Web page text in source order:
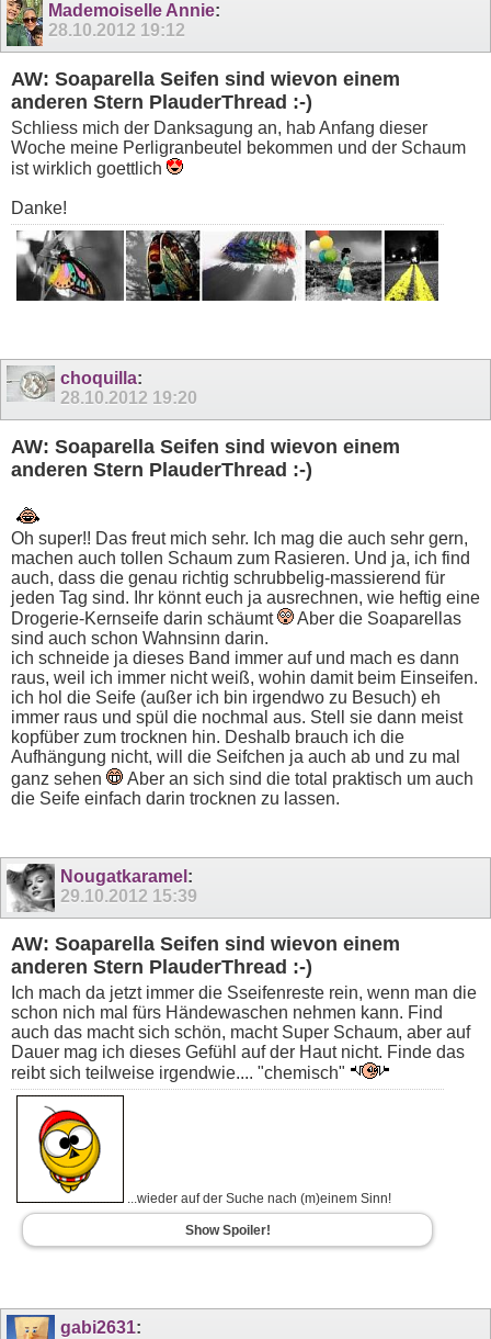
Mademoiselle Annie:
28.10.2012 19:12
AW: Soaparella Seifen sind wievon einem
anderen Stern PlauderThread :-)
Schliess mich der Danksagung an, hab Anfang dieser
Woche meine Perligranbeutel bekommen und der Schaum
ist wirklich goettlich
Danke!
choquilla:
28.10.2012 19:20
AW: Soaparella Seifen sind wievon einem
anderen Stern PlauderThread :-)
Oh super!! Das freut mich sehr. Ich mag die auch sehr gern,
machen auch tollen Schaum zum Rasieren. Und ja, ich find
auch, dass die genau richtig schrubbelig-massierend für
jeden Tag sind. Ihr könnt euch ja ausrechnen, wie heftig eine
Drogerie-Kernseife darin schäumt
Aber die Soaparellas
sind auch schon Wahnsinn darin.
ich schneide ja dieses Band immer auf und mach es dann
raus, weil ich immer nicht weiß, wohin damit beim Einseifen.
ich hol die Seife (außer ich bin irgendwo zu Besuch) eh
immer raus und spül die nochmal aus. Stell sie dann meist
kopfüber zum trocknen hin. Deshalb brauch ich die
Aufhängung nicht, will die Seifchen ja auch ab und zu mal
ganz sehen
Aber an sich sind die total praktisch um auch
die Seife einfach darin trocknen zu lassen.
Nougatkaramel :
29.10.2012 15:39
AW: Soaparella Seifen sind wievon einem
anderen Stern PlauderThread :-)
Ich mach da jetzt immer die Sseifenreste rein, wenn man die
schon nich mal fürs Händewaschen nehmen kann. Find
auch das macht sich schön, macht Super Schaum, aber auf
Dauer mag ich dieses Gefühl auf der Haut nicht. Finde das
reibt sich teilweise irgendwie.... "chemisch"
...wieder auf der Suche nach (m)einem Sinn!
Show Spoiler!
gabi2631: